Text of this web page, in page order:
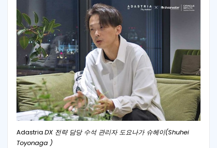
Adastria DX 전략 담당 수석 관리자 도요나가 슈헤이(Shuhei
Toyonaga )